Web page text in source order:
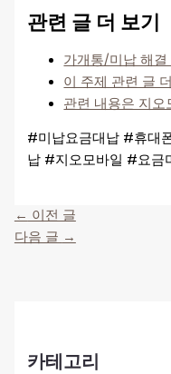
관련 글 더 보기
가개통/미납 해결
이 주제 관련 글
관련 내용은 지오
#미납요금대납 #휴대
납 #지오모바일 #요금
← 이전 글
다음 글 →
카테고리